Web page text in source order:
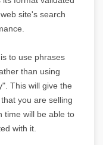
site's search
to use phrases
than using
This will give the
you are selling
time will be able to
with it.